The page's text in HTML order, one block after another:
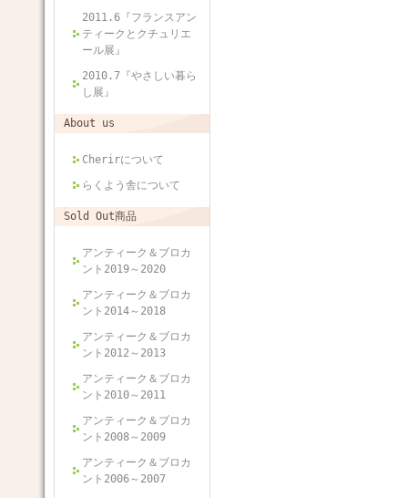
2011.6『フランスアン
ティークとクチュリエ
ール展』
2010.7『やさしい暮ら
し展』
About us
Cherirについて
らくよう舎について
Sold Out商品
アンティーク＆ブロカ
ント2019～2020
アンティーク＆ブロカ
ント2014～2018
アンティーク＆ブロカ
ント2012～2013
アンティーク＆ブロカ
ント2010～2011
アンティーク＆ブロカ
ント2008～2009
アンティーク＆ブロカ
ント2006～2007